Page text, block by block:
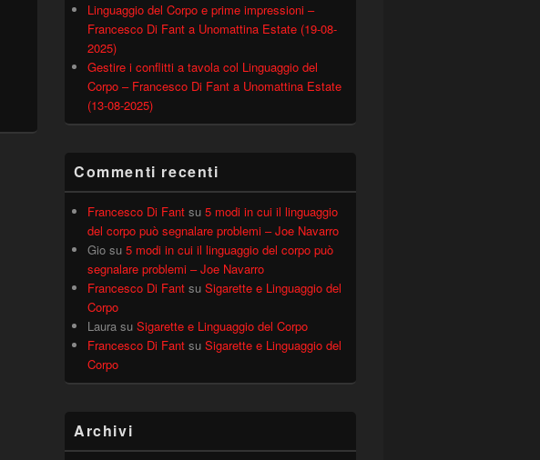
E SICUREZZA INTERNAZIONALE (C.E.S.I.)
Linguaggio del Corpo e prime impressioni –
Francesco Di Fant a Unomattina Estate (19-08-
2025)
Gestire i conflitti a tavola col Linguaggio del
Corpo – Francesco Di Fant a Unomattina Estate
(13-08-2025)
Commenti recenti
Francesco Di Fant su 5 modi in cui il linguaggio
del corpo può segnalare problemi – Joe Navarro
Gio su 5 modi in cui il linguaggio del corpo può
segnalare problemi – Joe Navarro
Francesco Di Fant su Sigarette e Linguaggio del
Corpo
Laura su Sigarette e Linguaggio del Corpo
Francesco Di Fant su Sigarette e Linguaggio del
Corpo
Archivi